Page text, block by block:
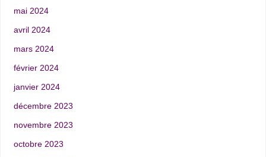
mai 2024
avril 2024
mars 2024
février 2024
janvier 2024
décembre 2023
novembre 2023
octobre 2023